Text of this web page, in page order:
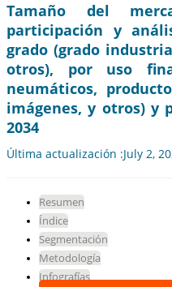
Tamaño del
participación y
grado (grado
otros), por uso
neumáticos,
imágenes, y otros) y
2034
Última actualización :July 2,
Resumen
Índice
Segmentación
Metodología
Infografías